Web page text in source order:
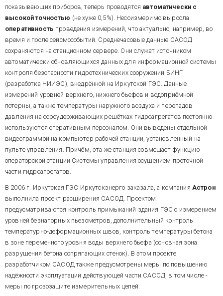
показывающих приборов, теперь проводятся автоматически с
высокой точностью (не хуже 0,5%). Несоизмеримо выросла
оперативность проведения измерений, что актуально, например, во
время и после сейсмособытий. Среднечасовые данные САСОД
сохраняются на станционном сервере. Они служат источником
автоматически обновляющихся данных для информационной системы
контроля безопасности гидротехнических сооружений БИНГ
(разработка НИИЭС), внедрённой на Иркутской ГЭС. Данные
измерений уровней верхнего, нижнего бьефов и водоприёмной
потерны, а также температуры наружного воздуха и перепадов
давления на сороудерживающих решётках гидроагрегатов постоянно
используются оперативным персоналом. Они выведены отдельной
видеограммой на компьютер рабочей станции, установленный на
пульте управления. Причём, эта же станция совмещает функцию
операторской станции Системы управления осушением проточной
части гидроагрегатов.
В 2006 г. Иркутская ГЭС Иркутскэнерго заказала, а компания Астрон
выполнила проект расширения САСОД. Проектом
предусматриваются контроль примыканий здания ГЭС с измерением
уровней безнапорных пьезометров, дополнительный контроль
температурно-деформационных швов, контроль температуры бетона
в зоне переменного уровня воды верхнего бьефа (основная зона
разрушения бетона сопрягающих стенок). В этом проекте
разработчиком САСОД также предусмотрены меры по повышению
надёжности эксплуатации действующей части САСОД, в том числе -
меры по грозозащите измерительных цепей.